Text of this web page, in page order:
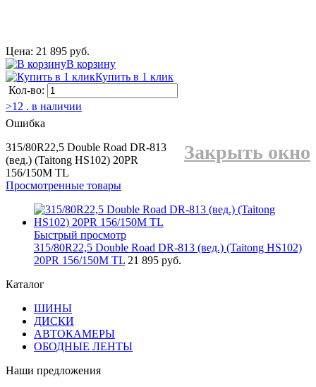
Цена: 21 895 руб.
В корзину
Купить в 1 клик
Кол-во:
>12 . в наличии
Ошибка
Закрыть окно
315/80R22,5 Double Road DR-813
(вед.) (Taitong HS102) 20PR
156/150M TL
Просмотренные товары
Быстрый просмотр
315/80R22,5 Double Road DR-813 (вед.) (Taitong HS102)
20PR 156/150M TL 21 895 руб.
Каталог
ШИНЫ
ДИСКИ
АВТОКАМЕРЫ
ОБОДНЫЕ ЛЕНТЫ
Наши предложения